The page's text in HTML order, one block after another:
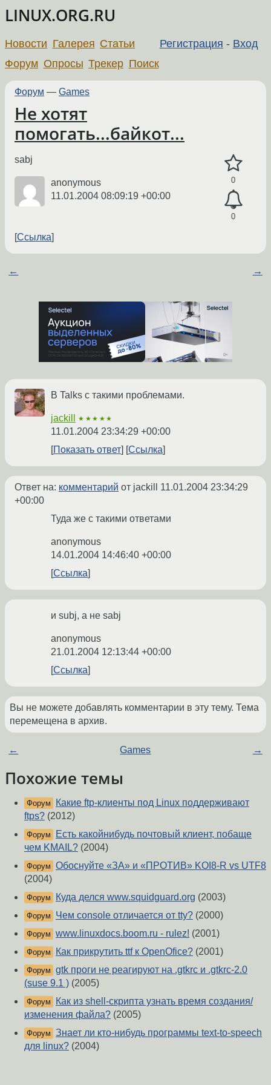
LINUX.ORG.RU
Регистрация - Вход
Новости Галерея Статьи
Форум Опросы Трекер Поиск
Форум — Games
Не хотят
помогать...байкот...
0
0
sabj
anonymous
11.01.2004 08:09:19 +00:00
Ссылка
← →
В Talks с такими проблемами.
jackill ★★★★★
11.01.2004 23:34:29 +00:00
Показать ответ
Ссылка
Ответ на: комментарий от jackill 11.01.2004 23:34:29
+00:00
Туда же с такими ответами
anonymous
14.01.2004 14:46:40 +00:00
Ссылка
и subj, а не sabj
anonymous
21.01.2004 12:13:44 +00:00
Ссылка
Вы не можете добавлять комментарии в эту тему. Тема
перемещена в архив.
← Games →
Похожие темы
Форум
Какие ftp-клиенты под Linux поддерживают
ftps? (2012)
Форум
Есть какойнибудь почтовый клиент, побаще
чем KMAIL? (2004)
Форум Обоснуйте «ЗА» и «ПРОТИВ» KOI8-R vs UTF8
(2004)
Форум Куда делся www.squidguard.org (2003)
Форум Чем console отличается от tty? (2000)
Форум www.linuxdocs.boom.ru - rulez! (2001)
Форум Как прикрутить ttf к OpenOfice? (2001)
Форум gtk проги не реагируют на .gtkrc и .gtkrc-2.0
(suse 9.1 ) (2005)
Форум
Как из shell-скрипта узнать время создания/
изменения файла? (2005)
Форум Знает ли кто-нибудь программы text-to-speech
для linux? (2004)